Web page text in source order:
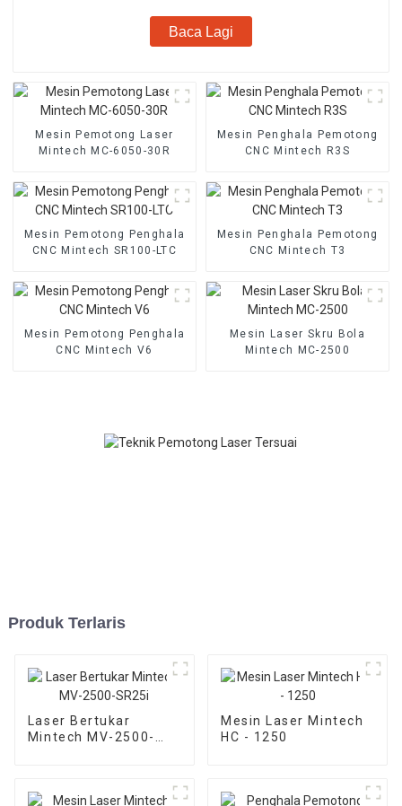
Baca Lagi
Mesin Pemotong Laser
Mintech MC-6050-30R
Mesin Penghala Pemotong
CNC Mintech R3S
Mesin Pemotong Penghala
CNC Mintech SR100-LTC
Mesin Penghala Pemotong
CNC Mintech T3
Mesin Pemotong Penghala
CNC Mintech V6
Mesin Laser Skru Bola
Mintech MC-2500
Produk Terlaris
Laser Bertukar
Mintech MV-2500-
Mesin Laser Mintech
HC - 1250